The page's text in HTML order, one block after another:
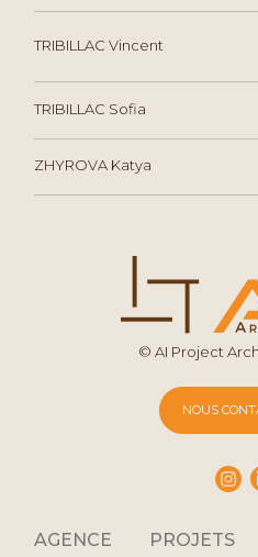
TRIBILLAC Vincent
TRIBILLAC Sofia
ZHYROVA Katya
© AI Project
NOUS
AGENCE PROJETS